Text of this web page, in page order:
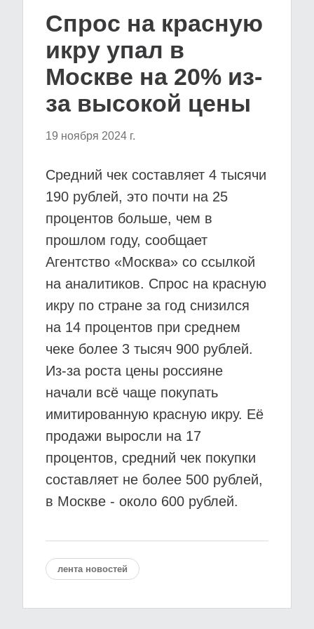
Спрос на красную
икру упал в
Москве на 20% из-
за высокой цены
19 ноября 2024 г.
Средний чек составляет 4 тысячи
190 рублей, это почти на 25
процентов больше, чем в
прошлом году, сообщает
Агентство «Москва» со ссылкой
на аналитиков. Спрос на красную
икру по стране за год снизился
на 14 процентов при среднем
чеке более 3 тысяч 900 рублей.
Из-за роста цены россияне
начали всё чаще покупать
имитированную красную икру. Её
продажи выросли на 17
процентов, средний чек покупки
составляет не более 500 рублей,
в Москве - около 600 рублей.
лента новостей